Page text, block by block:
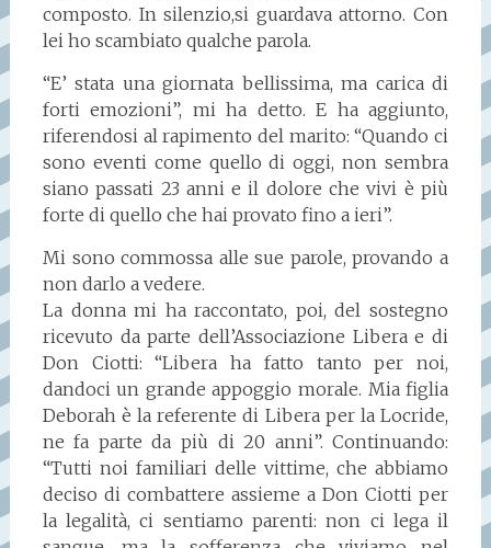
composto. In silenzio,si guardava attorno. Con
lei ho scambiato qualche parola.
“E’ stata una giornata bellissima, ma carica di
forti emozioni”, mi ha detto. E ha aggiunto,
riferendosi al rapimento del marito: “Quando ci
sono eventi come quello di oggi, non sembra
siano passati 23 anni e il dolore che vivi è più
forte di quello che hai provato fino a ieri”.
Mi sono commossa alle sue parole, provando a
non darlo a vedere.
La donna mi ha raccontato, poi, del sostegno
ricevuto da parte dell’Associazione Libera e di
Don Ciotti: “Libera ha fatto tanto per noi,
dandoci un grande appoggio morale. Mia figlia
Deborah è la referente di Libera per la Locride,
ne fa parte da più di 20 anni”. Continuando:
“Tutti noi familiari delle vittime, che abbiamo
deciso di combattere assieme a Don Ciotti per
la legalità, ci sentiamo parenti: non ci lega il